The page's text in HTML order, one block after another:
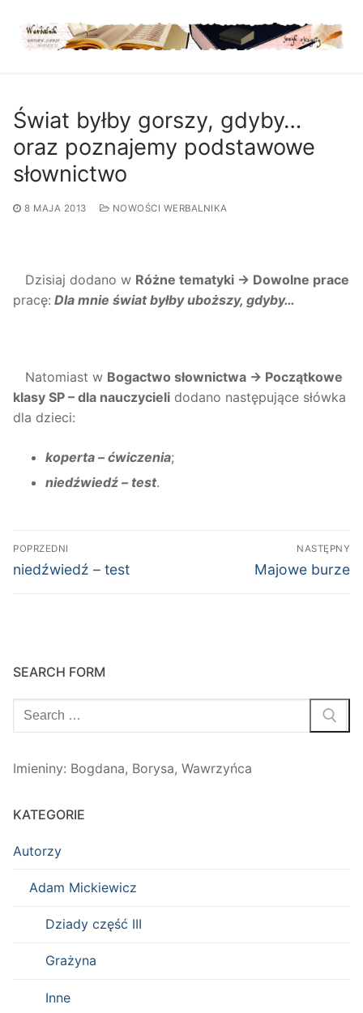
treści
Świat byłby gorszy, gdyby…
oraz poznajemy podstawowe
słownictwo
8 MAJA 2013 NOWOŚCI WERBALNIKA
Dzisiaj dodano w Różne tematyki → Dowolne prace
pracę: Dla mnie świat byłby uboższy, gdyby…
Natomiast w Bogactwo słownictwa → Początkowe
klasy SP – dla nauczycieli dodano następujące słówka
dla dzieci:
koperta – ćwiczenia;
niedźwiedź – test.
Nawigacja
wpisu
POPRZEDNI
Poprzedni
niedźwiedź – test
NASTĘPNY
Następny
Majowe burze
SEARCH FORM
Szukaj:
Imieniny: Bogdana, Borysa, Wawrzyńca
KATEGORIE
Autorzy
Adam Mickiewicz
Dziady część III
Grażyna
Inne